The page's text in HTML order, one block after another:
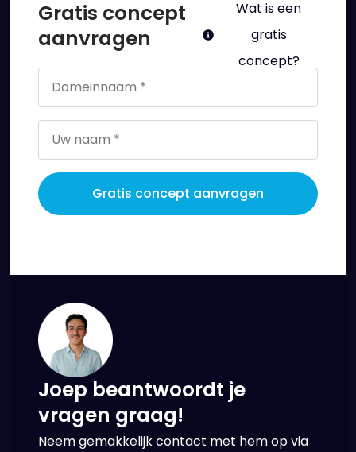
Gratis concept
aanvragen
Wat is een
gratis
concept?
Gratis concept aanvragen
Joep beantwoordt je
vragen graag!
Neem gemakkelijk contact met hem op via